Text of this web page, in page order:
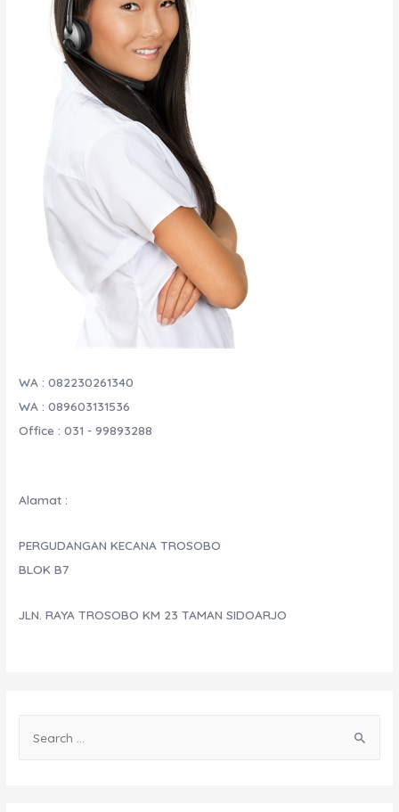
WA : 082230261340
WA : 089603131536
Office : 031 - 99893288
Alamat :
PERGUDANGAN KECANA TROSOBO
BLOK B7
JLN. RAYA TROSOBO KM 23 TAMAN SIDOARJO